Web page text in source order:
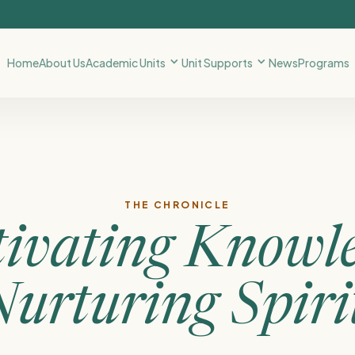
HomeAbout UsAcademic Units Unit Supports NewsPrograms
THE CHRONICLE